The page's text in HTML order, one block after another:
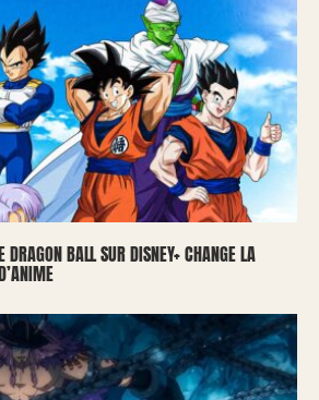
DRAGON BALL SUR DISNEY+ CHANGE LA